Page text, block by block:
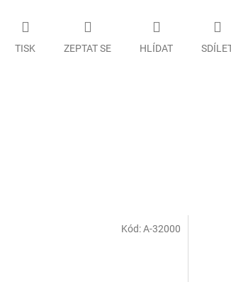
TISK ZEPTAT SE HLÍDAT
Kód:A-32000